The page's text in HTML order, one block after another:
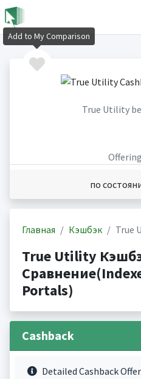
True Utility
по
Главная Кэшбэк True
True Utility
Portals)
Cashback
Detailed Cashback
Add to My Comparison